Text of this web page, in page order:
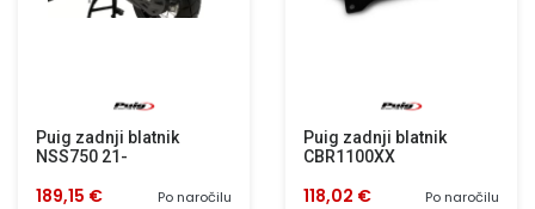
Puig zadnji blatnik
NSS750 21-
Po naročilu
189,15 €
Puig zadnji blatnik
CBR1100XX
Po naročilu
118,02 €